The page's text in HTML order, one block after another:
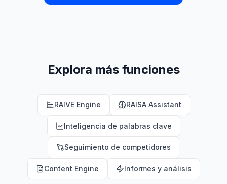
Explora más funciones
RAIVE Engine RAISA Assistant
Inteligencia de palabras clave
Seguimiento de competidores
Content Engine Informes y análisis